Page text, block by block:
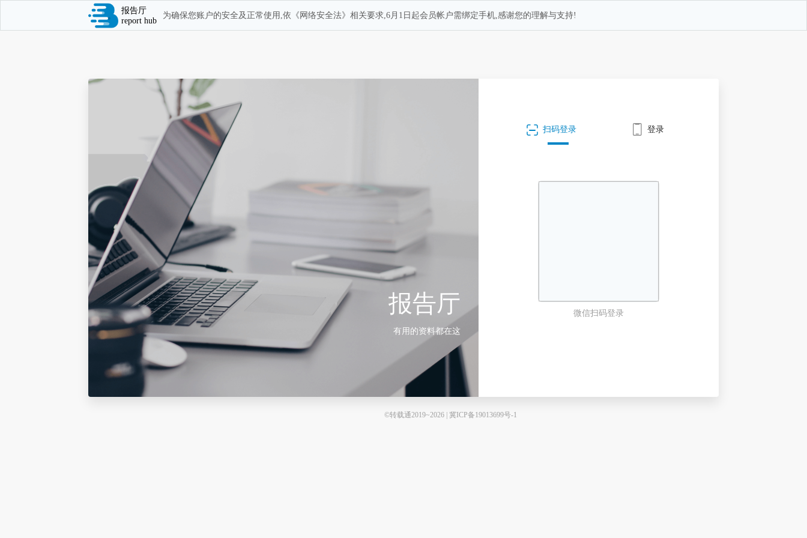
报告厅
report hub
为确保您账户的安全及正常使用,依《网络安全法》相关要求,6月1日起会员帐户需绑定手机,感谢您的理解与支持!
报告厅
有用的资料都在这
扫码登录 登录
微信扫码登录
©转载通2019~2026 | 冀ICP备19013699号-1